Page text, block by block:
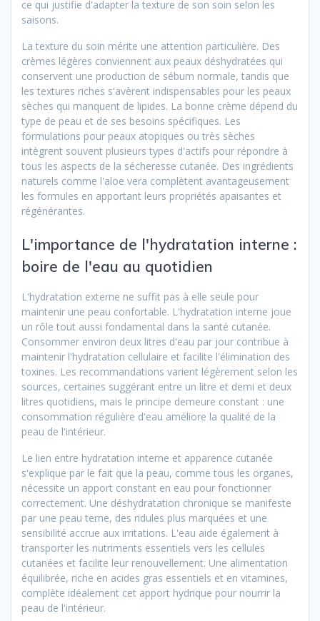
ce qui justifie d'adapter la texture de son soin selon les
saisons.
La texture du soin mérite une attention particulière. Des
crèmes légères conviennent aux peaux déshydratées qui
conservent une production de sébum normale, tandis que
les textures riches s'avèrent indispensables pour les peaux
sèches qui manquent de lipides. La bonne crème dépend du
type de peau et de ses besoins spécifiques. Les
formulations pour peaux atopiques ou très sèches
intègrent souvent plusieurs types d'actifs pour répondre à
tous les aspects de la sécheresse cutanée. Des ingrédients
naturels comme l'aloe vera complètent avantageusement
les formules en apportant leurs propriétés apaisantes et
régénérantes.
L'importance de l'hydratation interne :
boire de l'eau au quotidien
L'hydratation externe ne suffit pas à elle seule pour
maintenir une peau confortable. L'hydratation interne joue
un rôle tout aussi fondamental dans la santé cutanée.
Consommer environ deux litres d'eau par jour contribue à
maintenir l'hydratation cellulaire et facilite l'élimination des
toxines. Les recommandations varient légèrement selon les
sources, certaines suggérant entre un litre et demi et deux
litres quotidiens, mais le principe demeure constant : une
consommation régulière d'eau améliore la qualité de la
peau de l'intérieur.
Le lien entre hydratation interne et apparence cutanée
s'explique par le fait que la peau, comme tous les organes,
nécessite un apport constant en eau pour fonctionner
correctement. Une déshydratation chronique se manifeste
par une peau terne, des ridules plus marquées et une
sensibilité accrue aux irritations. L'eau aide également à
transporter les nutriments essentiels vers les cellules
cutanées et facilite leur renouvellement. Une alimentation
équilibrée, riche en acides gras essentiels et en vitamines,
complète idéalement cet apport hydrique pour nourrir la
peau de l'intérieur.